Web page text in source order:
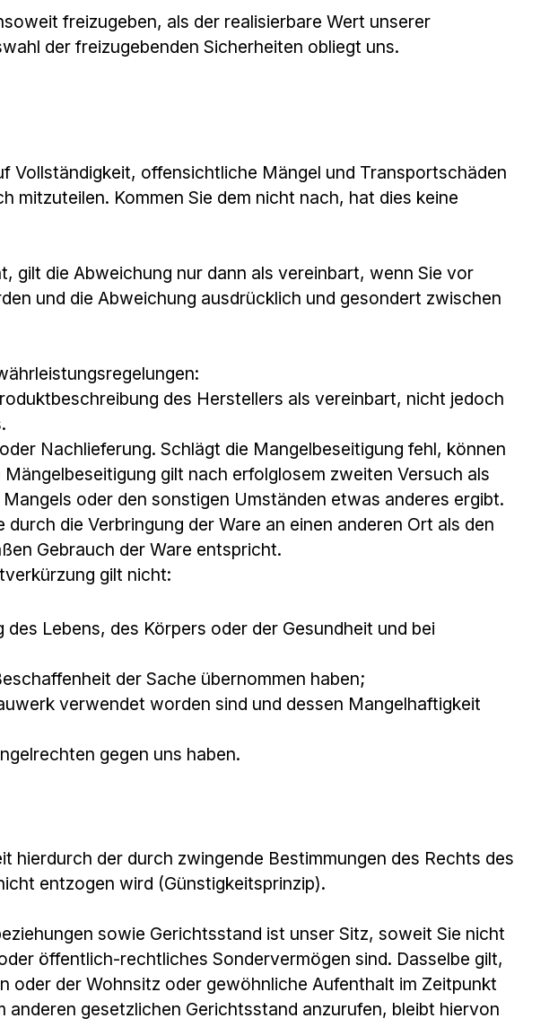
freizugeben, als der realisierbare Wert unserer
der freizugebenden Sicherheiten obliegt uns.
Vollständigkeit, offensichtliche Mängel und Transportschäden
mitzuteilen. Kommen Sie dem nicht nach, hat dies keine
gilt die Abweichung nur dann als vereinbart, wenn Sie vor
und die Abweichung ausdrücklich und gesondert zwischen
des Herstellers als vereinbart, nicht jedoch
Nachlieferung. Schlägt die Mangelbeseitigung fehl, können
gilt nach erfolglosem zweiten Versuch als
oder den sonstigen Umständen etwas anderes ergibt.
die Verbringung der Ware an einen anderen Ort als den
Gebrauch der Ware entspricht.
gilt nicht:
Lebens, des Körpers oder der Gesundheit und bei
der Sache übernommen haben;
verwendet worden sind und dessen Mangelhaftigkeit
gegen uns haben.
hierdurch der durch zwingende Bestimmungen des Rechts des
entzogen wird (Günstigkeitsprinzip).
sowie Gerichtsstand ist unser Sitz, soweit Sie nicht
öffentlich-rechtliches Sondervermögen sind. Dasselbe gilt,
oder der Wohnsitz oder gewöhnliche Aufenthalt im Zeitpunkt
gesetzlichen Gerichtsstand anzurufen, bleibt hiervon